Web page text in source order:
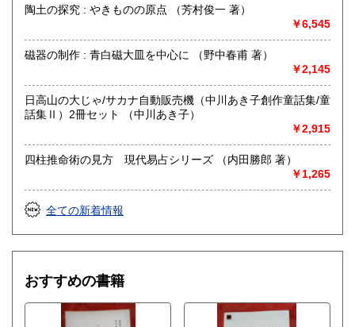
総記、哲学宗教、歴史、社会科学、自然科学、美術工芸、国
語国文、外国文学、古典籍、近代文献、趣味、外国書、サブ
陶土の探究 : やきものの原点 （芳村俊一 著）
￥6,545
磁器の制作 : 青白磁大皿を中心に （野中春甫 著）
￥2,145
日高山の大じゃ/サカナ自動販売機（中川あき子創作童話集/童
話集Ⅱ）2冊セット （中川あき子）
￥2,915
四柱推命術の見方 現代易占シリーズ （内田勝郎 著）
￥1,265
全ての新着情報
おすすめの書籍